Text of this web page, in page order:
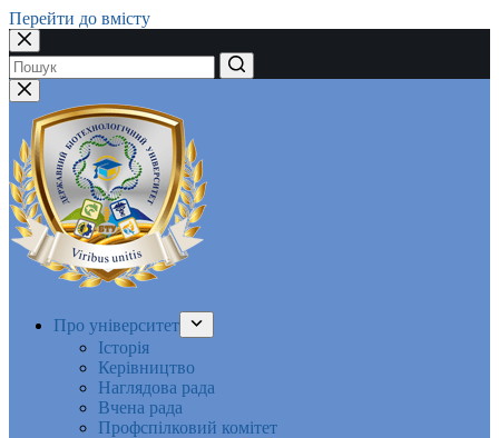
Перейти до вмісту
Немає
результатів
Про університет
Історія
Керівництво
Наглядова рада
Вчена рада
Профспілковий комітет